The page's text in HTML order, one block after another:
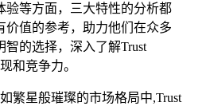
验等方面，三大特性的分析都
价值的参考，助力他们在众多
智的选择，深入了解Trust
和竞争力。
如繁星般璀璨的市场格局中,Trust